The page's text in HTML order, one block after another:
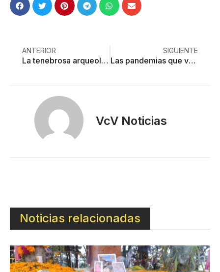
ANTERIOR
La tenebrosa arqueología de lo inexplicable
SIGUIENTE
Las pandemias que vendrán
VcV Noticias
Noticias relacionadas